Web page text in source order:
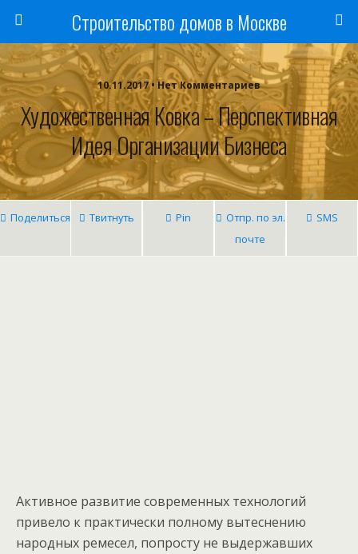
Строительство домов в Москве
10.11.2017 • Нет Комментариев
Художественная Ковка – Перспективная
Идея Организации Бизнеса
Поделиться Твитнуть Pin
Отпр. по эл.
почте
SMS
Активное развитие современных технологий
привело к практически полному вытеснению
народных ремесел, попросту не выдержавших